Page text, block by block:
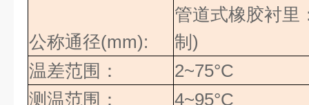
公称通径(mm):
管道式橡胶衬里
制 )
温差范围：
2~75°C
测温范围：
4~95°C